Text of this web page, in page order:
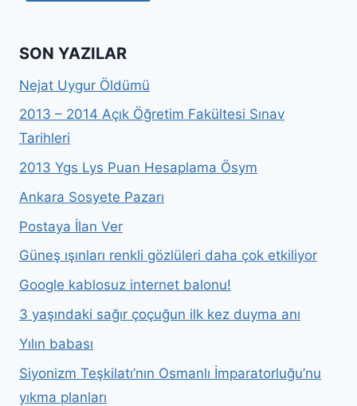
SON YAZILAR
Nejat Uygur Öldümü
2013 – 2014 Açık Öğretim Fakültesi Sınav
Tarihleri
2013 Ygs Lys Puan Hesaplama Ösym
Ankara Sosyete Pazarı
Postaya İlan Ver
Güneş ışınları renkli gözlüleri daha çok etkiliyor
Google kablosuz internet balonu!
3 yaşındaki sağır çoçuğun ilk kez duyma anı
Yılın babası
Siyonizm Teşkilatı’nın Osmanlı İmparatorluğu’nu
yıkma planları